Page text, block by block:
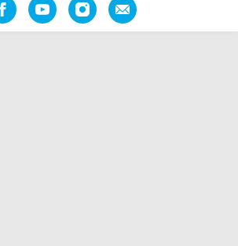
FacebookYouTubeInstagramOdporučiť